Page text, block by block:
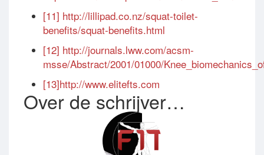
[11] http://lillipad.co.nz/squat-toilet-
benefits/squat-benefits.html
[12] http://journals.lww.com/acsm-
msse/Abstract/2001/01000/
[13]http://www.elitefts.com
Over de schrijver…